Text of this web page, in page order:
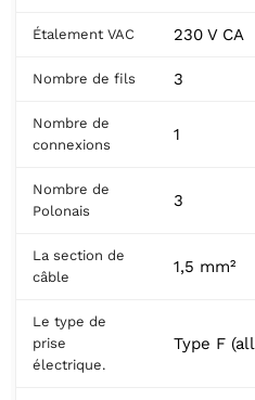
Étalement VAC 230 V CA
Nombre de fils 3
Nombre de
connexions
1
Nombre de
Polonais
3
La section de
câble
1,5 mm²
Le type de
prise
électrique.
Type F